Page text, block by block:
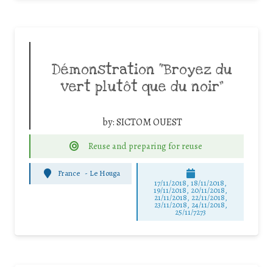
Démonstration “Broyez du
vert plutôt que du noir”
by:SICTOM OUEST
Reuse and preparing for reuse
France - Le Houga
17/11/2018, 18/11/2018,
19/11/2018, 20/11/2018,
21/11/2018, 22/11/2018,
23/11/2018, 24/11/2018,
25/11/7273